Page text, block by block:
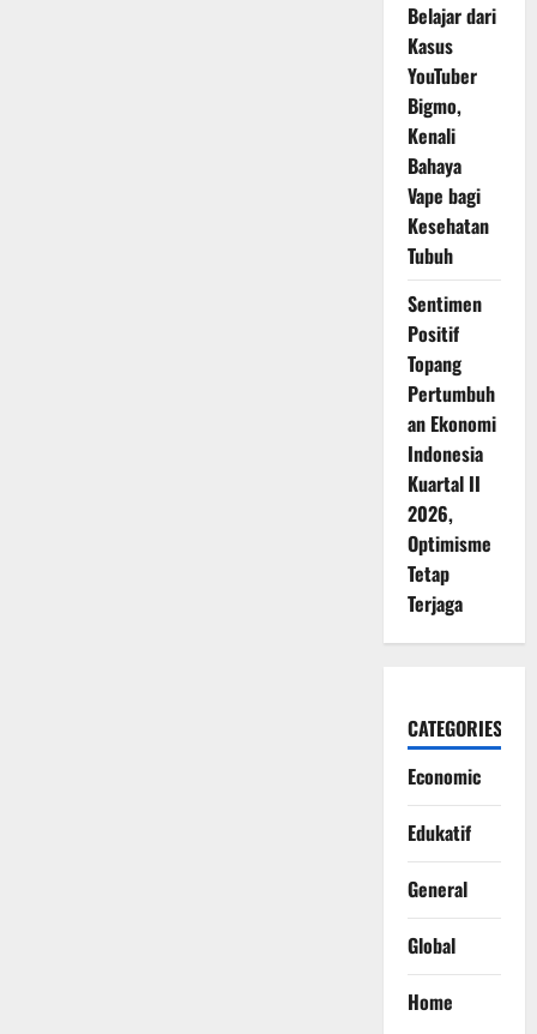
Belajar dari
Kasus
YouTuber
Bigmo,
Kenali
Bahaya
Vape bagi
Kesehatan
Tubuh
Sentimen
Positif
Topang
Pertumbuh
an Ekonomi
Indonesia
Kuartal II
2026,
Optimisme
Tetap
Terjaga
CATEGORIES
Economic
Edukatif
General
Global
Home